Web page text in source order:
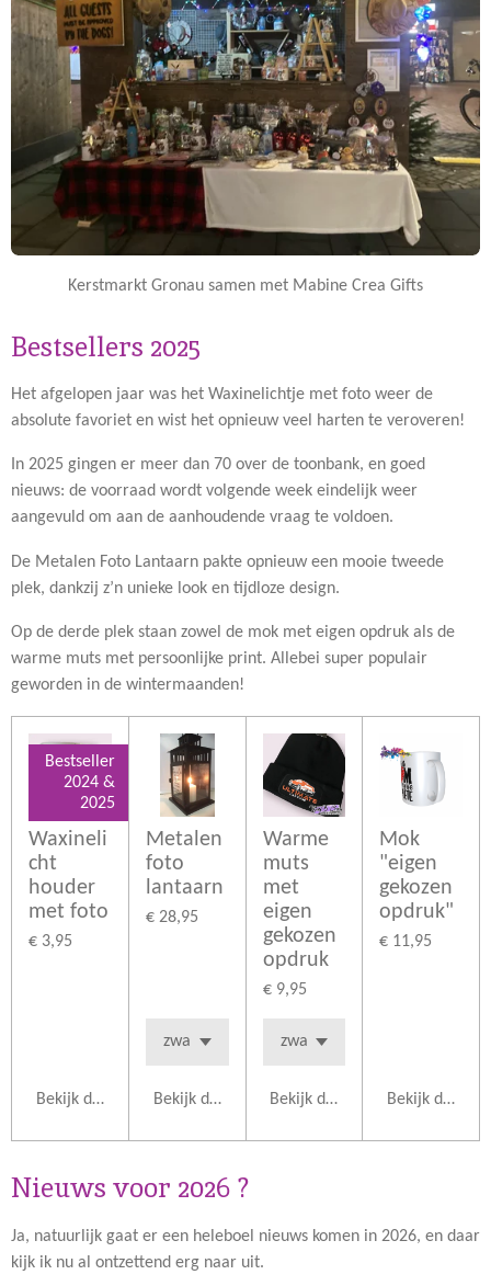
Kerstmarkt Gronau samen met Mabine Crea Gifts
Bestsellers 2025
Het afgelopen jaar was het Waxinelichtje met foto weer de
absolute favoriet en wist het opnieuw veel harten te veroveren!
In 2025 gingen er meer dan 70 over de toonbank, en goed
nieuws: de voorraad wordt volgende week eindelijk weer
aangevuld om aan de aanhoudende vraag te voldoen.
De Metalen Foto Lantaarn pakte opnieuw een mooie tweede
plek, dankzij z’n unieke look en tijdloze design.
Op de derde plek staan zowel de mok met eigen opdruk als de
warme muts met persoonlijke print. Allebei super populair
geworden in de wintermaanden!
Bestseller
2024 &
2025
Waxineli
cht
houder
met foto
€ 3,95
Bekijk details
Metalen
foto
lantaarn
€ 28,95
Bekijk details
Warme
muts
met
eigen
gekozen
opdruk
€ 9,95
Bekijk details
Mok
"eigen
gekozen
opdruk"
€ 11,95
Bekijk details
Nieuws voor 2026 ?
Ja, natuurlijk gaat er een heleboel nieuws komen in 2026, en daar
kijk ik nu al ontzettend erg naar uit.